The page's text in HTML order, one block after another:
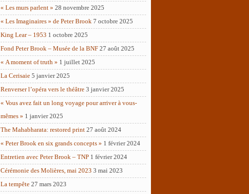
« Les murs parlent » 28 novembre 2025
« Les Imaginaires » de Peter Brook 7 octobre 2025
King Lear – 1953 1 octobre 2025
Fond Peter Brook – Musée de la BNF 27 août 2025
« A moment of truth » 1 juillet 2025
La Cerisaie 5 janvier 2025
Renverser l’opéra vers le théâtre 3 janvier 2025
« Vous avez fait un long voyage pour arriver à vous-
mêmes » 1 janvier 2025
The Mahabharata: restored print 27 août 2024
« Peter Brook en six grands concepts » 1 février 2024
Entretien avec Peter Brook – TNP 1 février 2024
Cérémonie des Molières, mai 2023 3 mai 2023
La tempête 27 mars 2023